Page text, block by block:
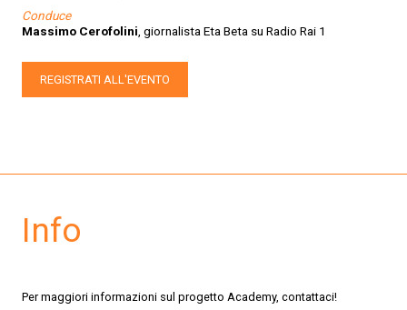
Conduce
Massimo Cerofolini , giornalista Eta Beta su Radio Rai 1
REGISTRATI ALL'EVENTO
Info
Per maggiori informazioni sul progetto Academy, contattaci!